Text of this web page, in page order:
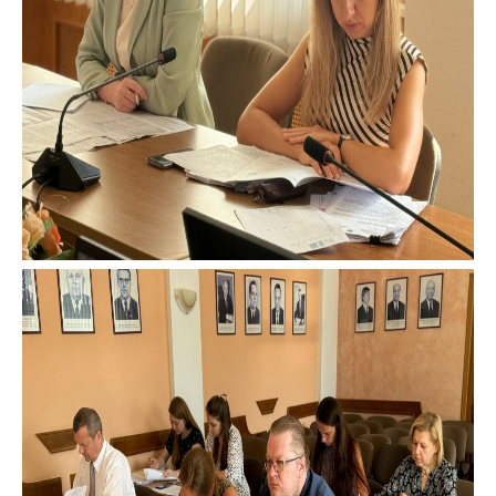
Важное на сайте
Сообщить о росте
цен
Ценообразование
на лекарственные
средства, изделия
медицинского
назначения и
медицинскую
технику
Решение Комиссии
по установлению
факта нарушения
(отсутствия)
нарушения
антимонопольного
законодательства
Предостережения и